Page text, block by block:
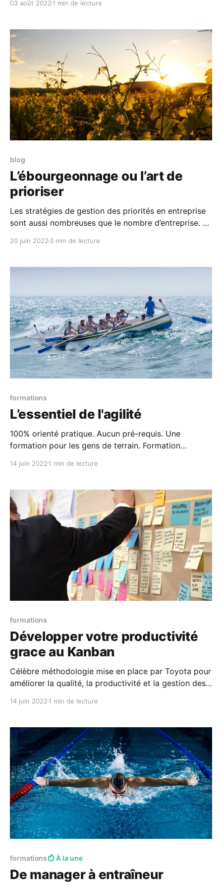
d'autres corps de métier. Bref, pour
03 août 2022 1 min de lecture
blog
L’ébourgeonnage ou l’art de
prioriser
Les stratégies de gestion des priorités en entreprise
sont aussi nombreuses que le nombre d’entreprise. En
avouer qu’à la fin tout le monde en fait un peu à sa
20 juin 2022 3 min de lecture
formations
L’essentiel de l'agilité
100% orienté pratique. Aucun pré-requis. Une
formation pour les gens de terrain. Formation
qui doivent garder le cap en jonglant avec 35
celles qui travaillent régulièrement avec des équipes
de développement AU PROGRAMME Découvrez les
fondamentaux de
14 juin 2022 1 min de lecture
formations
Développer votre productivité
grace au Kanban
Célèbre méthodologie mise en place par Toyota pour
améliorer la qualité, la productivité et la gestion des
dans beaucoup de logiciels, elle est également trop
des principes de base. À propos de
14 juin 2022 1 min de lecture
formations À la une
De manager à entraîneur